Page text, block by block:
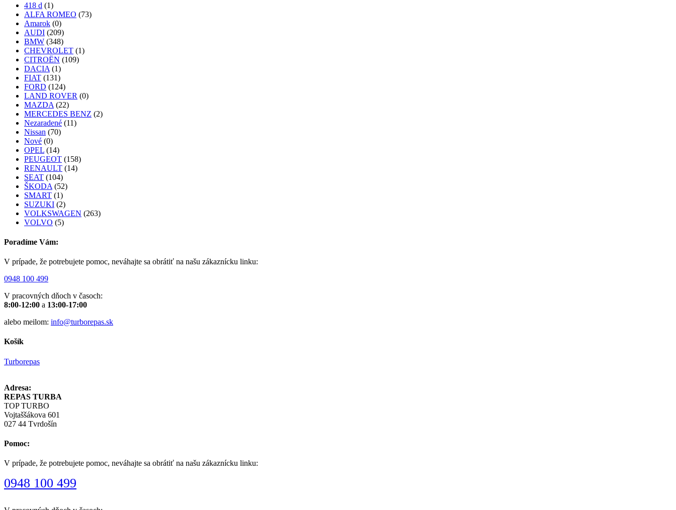
418 d (1)
ALFA ROMEO (73)
Amarok (0)
AUDI (209)
BMW (348)
CHEVROLET (1)
CITROËN (109)
DACIA (1)
FIAT (131)
FORD (124)
LAND ROVER (0)
MAZDA (22)
MERCEDES BENZ (2)
Nezaradené (11)
Nissan (70)
Nové (0)
OPEL (14)
PEUGEOT (158)
RENAULT (14)
SEAT (104)
ŠKODA (52)
SMART (1)
SUZUKI (2)
VOLKSWAGEN (263)
VOLVO (5)
Poradíme Vám:
V prípade, že potrebujete pomoc, neváhajte sa obrátiť na našu zákaznícku linku:
0948 100 499
V pracovných dňoch v časoch:
8:00-12:00 a 13:00-17:00
alebo meilom: info@turborepas.sk
Košík
Turborepas
Adresa:
REPAS TURBA
TOP TURBO
Vojtaššákova 601
027 44 Tvrdošín
Pomoc:
V prípade, že potrebujete pomoc, neváhajte sa obrátiť na našu zákaznícku linku:
0948 100 499